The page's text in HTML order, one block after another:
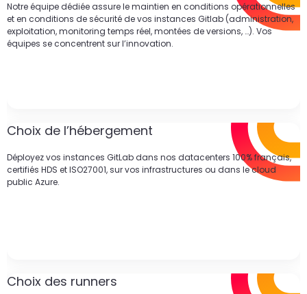
Notre équipe dédiée assure le maintien en conditions opérationnelles
et en conditions de sécurité de vos instances Gitlab (administration,
exploitation, monitoring temps réel, montées de versions, …). Vos
équipes se concentrent sur l’innovation.
Choix de l’hébergement
Déployez vos instances GitLab dans nos datacenters 100% français,
certifiés HDS et ISO27001, sur vos infrastructures ou dans le cloud
public Azure.
Choix des runners